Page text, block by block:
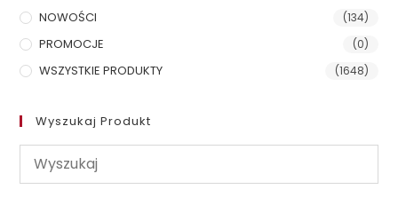
NOWOŚCI (134)
PROMOCJE (0)
WSZYSTKIE PRODUKTY (1648)
Wyszukaj Produkt